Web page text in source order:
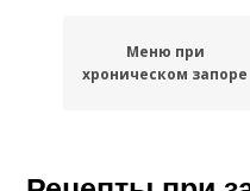
Меню при
хроническом запоре